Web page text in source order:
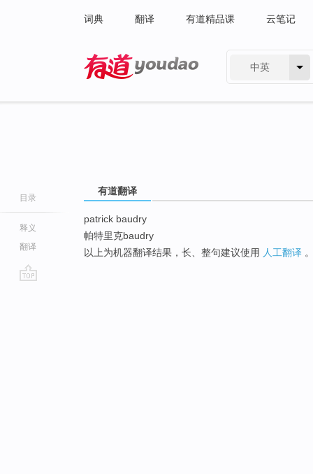
词典 翻译 有道精品课 云笔记
中英
目录
释义
翻译
有道翻译
patrick baudry
帕特里克baudry
以上为机器翻译结果，长、整句建议使用 人工翻译